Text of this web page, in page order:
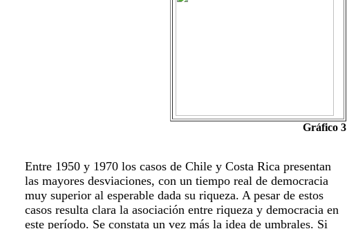
Gráfico 3
Entre 1950 y 1970 los casos de Chile y Costa Rica presentan
las mayores desviaciones, con un tiempo real de democracia
muy superior al esperable dada su riqueza. A pesar de estos
casos resulta clara la asociación entre riqueza y democracia en
este período. Se constata un vez más la idea de umbrales. Si